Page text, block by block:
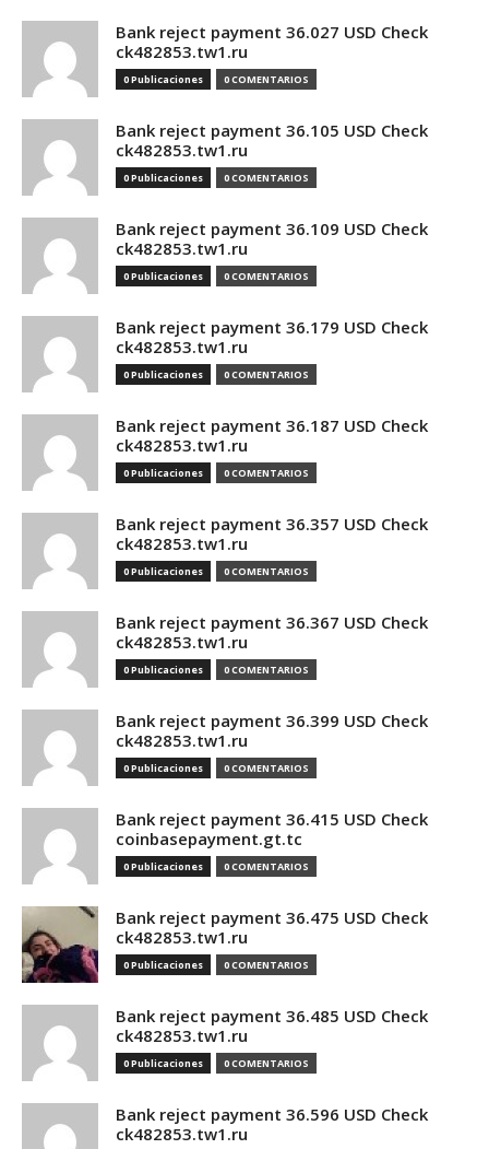
Bank reject payment 36.027 USD Check
ck482853.tw1.ru
0 Publicaciones 0 COMENTARIOS
Bank reject payment 36.105 USD Check
ck482853.tw1.ru
0 Publicaciones 0 COMENTARIOS
Bank reject payment 36.109 USD Check
ck482853.tw1.ru
0 Publicaciones 0 COMENTARIOS
Bank reject payment 36.179 USD Check
ck482853.tw1.ru
0 Publicaciones 0 COMENTARIOS
Bank reject payment 36.187 USD Check
ck482853.tw1.ru
0 Publicaciones 0 COMENTARIOS
Bank reject payment 36.357 USD Check
ck482853.tw1.ru
0 Publicaciones 0 COMENTARIOS
Bank reject payment 36.367 USD Check
ck482853.tw1.ru
0 Publicaciones 0 COMENTARIOS
Bank reject payment 36.399 USD Check
ck482853.tw1.ru
0 Publicaciones 0 COMENTARIOS
Bank reject payment 36.415 USD Check
coinbasepayment.gt.tc
0 Publicaciones 0 COMENTARIOS
Bank reject payment 36.475 USD Check
ck482853.tw1.ru
0 Publicaciones 0 COMENTARIOS
Bank reject payment 36.485 USD Check
ck482853.tw1.ru
0 Publicaciones 0 COMENTARIOS
Bank reject payment 36.596 USD Check
ck482853.tw1.ru